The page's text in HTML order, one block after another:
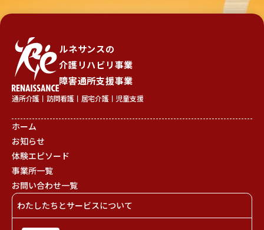
ルネサンスの
介護リハビリ事業
障害通所支援事業
通所介護丨訪問看護丨居宅介護丨児童支援
ホーム
お知らせ
体験エピソード
事業所一覧
お問い合わせ一覧
わたしたちとサービスについて